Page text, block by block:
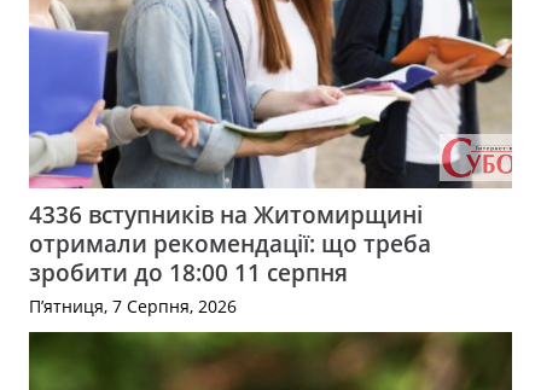
4336 вступників на Житомирщині
отримали рекомендації: що треба
зробити до 18:00 11 серпня
П’ятниця, 7 Серпня, 2026